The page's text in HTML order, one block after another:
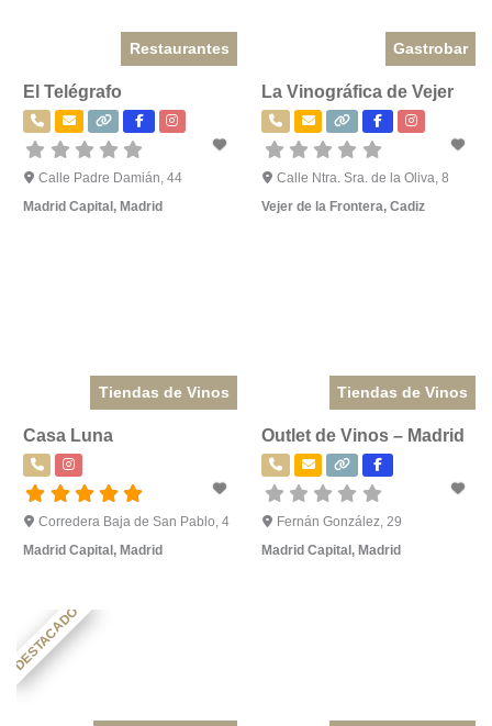
Restaurantes
El Telégrafo
Calle Padre Damián, 44
Madrid Capital, Madrid
Gastrobar
La Vinográfica de Vejer
Calle Ntra. Sra. de la Oliva, 8
Vejer de la Frontera,Cadiz
Tiendas de Vinos
Casa Luna
Corredera Baja de San Pablo, 4
Madrid Capital , Madrid
Tiendas de Vinos
Outlet de Vinos – Madrid
Fernán González, 29
Madrid Capital , Madrid
DESTACADO